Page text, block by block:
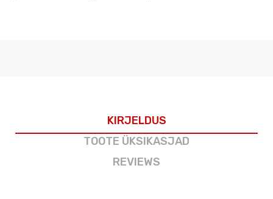
KIRJELDUS
TOOTE ÜKSIKASJAD
REVIEWS